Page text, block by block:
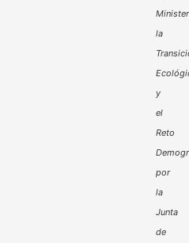
la
y
el
Reto
por
la
Junta
de